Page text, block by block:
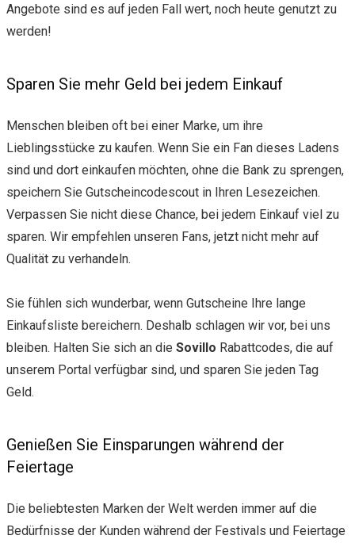
Angebote sind es auf jeden Fall wert, noch heute genutzt zu
werden!
Sparen Sie mehr Geld bei jedem Einkauf
Menschen bleiben oft bei einer Marke, um ihre
Lieblingsstücke zu kaufen. Wenn Sie ein Fan dieses Ladens
sind und dort einkaufen möchten, ohne die Bank zu sprengen,
speichern Sie Gutscheincodescout in Ihren Lesezeichen.
Verpassen Sie nicht diese Chance, bei jedem Einkauf viel zu
sparen. Wir empfehlen unseren Fans, jetzt nicht mehr auf
Qualität zu verhandeln.
Sie fühlen sich wunderbar, wenn Gutscheine Ihre lange
Einkaufsliste bereichern. Deshalb schlagen wir vor, bei uns
bleiben. Halten Sie sich an die Sovillo Rabattcodes, die auf
unserem Portal verfügbar sind, und sparen Sie jeden Tag
Geld.
Genießen Sie Einsparungen während der
Feiertage
Die beliebtesten Marken der Welt werden immer auf die
Bedürfnisse der Kunden während der Festivals und Feiertage